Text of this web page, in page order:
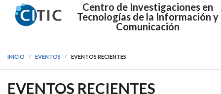
Centro de Investigaciones en
Tecnologías de la Información y
Comunicación
INICIO EVENTOS EVENTOS RECIENTES
EVENTOS RECIENTES